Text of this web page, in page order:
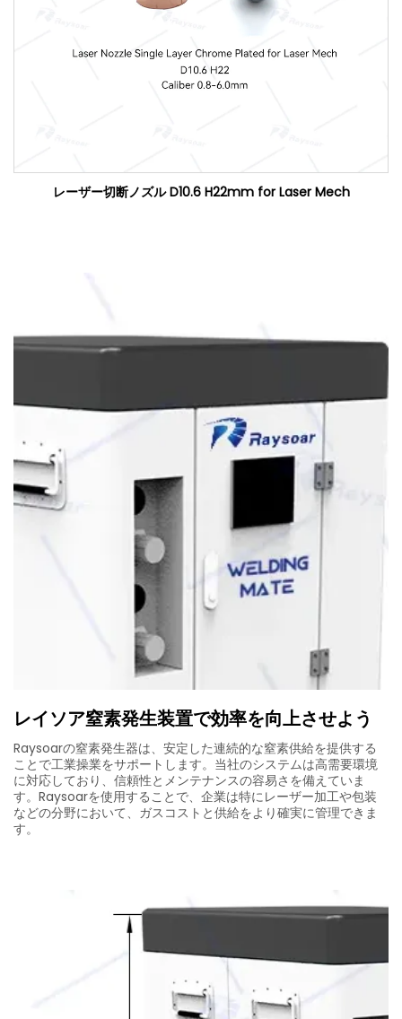
レーザー切断ノズル D10.6 H22mm for Laser Mech
レイソア窒素発生装置で効率を向上させよう
Raysoarの窒素発生器は、安定した連続的な窒素供給を提供する
ことで工業操業をサポートします。当社のシステムは高需要環境
に対応しており、信頼性とメンテナンスの容易さを備えていま
す。Raysoarを使用することで、企業は特にレーザー加工や包装
などの分野において、ガスコストと供給をより確実に管理できま
す。